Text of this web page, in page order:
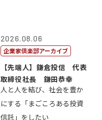
2026.08.06
企業家倶楽部アーカイブ
【先端人】鎌倉投信 代表
取締役社長 鎌田恭幸
人と人を結び、社会を豊か
にする「まごころある投資
信託」をしたい